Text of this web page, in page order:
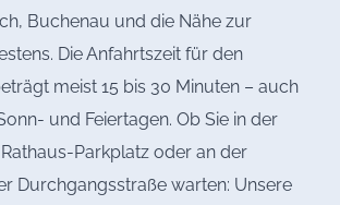
Buchenau und die Nähe zur
Die Anfahrtszeit für den
meist 15 bis 30 Minuten – auch
und Feiertagen. Ob Sie in der
Parkplatz oder an der
Durchgangsstraße warten: Unsere